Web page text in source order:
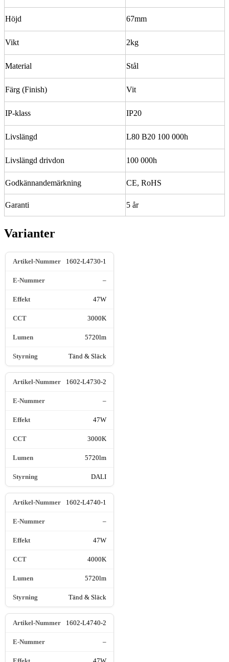
Höjd 67mm
Vikt 2kg
Material Stål
Färg (Finish) Vit
IP-klass IP20
Livslängd L80 B20 100 000h
Livslängd drivdon 100 000h
Godkännandemärkning CE, RoHS
Garanti 5 år
Varianter
1602-L4730-1
–
47W
3000K
5720lm
Tänd & Släck
1602-L4730-2
–
47W
3000K
5720lm
DALI
1602-L4740-1
–
47W
4000K
5720lm
Tänd & Släck
1602-L4740-2
–